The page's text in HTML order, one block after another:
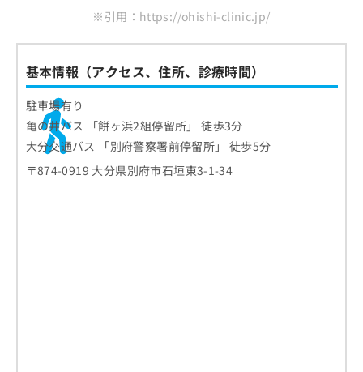
※引用：https://ohishi-clinic.jp/
基本情報（アクセス、住所、診療時間）
駐車場有り
亀の井バス 「餅ヶ浜2組停留所」 徒歩3分
大分交通バス 「別府警察署前停留所」 徒歩5分
〒874-0919 大分県別府市石垣東3-1-34